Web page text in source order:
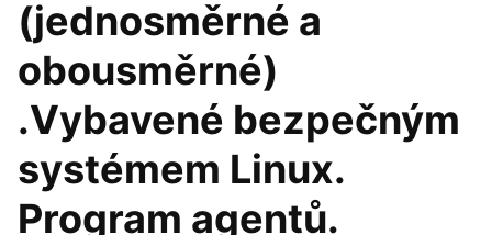
(jednosměrné a
obousměrné)
.Vybavené bezpečným
systémem Linux.
Program agentů.